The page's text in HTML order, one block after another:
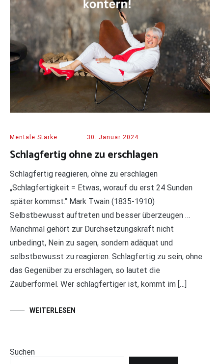
Mentale Stärke 30. Januar 2024
Schlagfertig ohne zu erschlagen
Schlagfertig reagieren, ohne zu erschlagen
„Schlagfertigkeit = Etwas, worauf du erst 24 Sunden
später kommst.“ Mark Twain (1835-1910)
Selbstbewusst auftreten und besser überzeugen …
Manchmal gehört zur Durchsetzungskraft nicht
unbedingt, Nein zu sagen, sondern adäquat und
selbstbewusst zu reagieren. Schlagfertig zu sein, ohne
das Gegenüber zu erschlagen, so lautet die
Zauberformel. Wer schlagfertiger ist, kommt im […]
WEITERLESEN
Suchen